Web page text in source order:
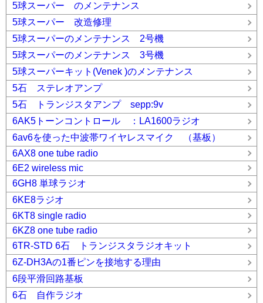
5球スーパー のメンテナンス
5球スーパー 改造修理
5球スーパーのメンテナンス 2号機
5球スーパーのメンテナンス 3号機
5球スーパーキット(Venek )のメンテナンス
5石 ステレオアンプ
5石 トランジスタアンプ sepp:9v
6AK5トーンコントロール ：LA1600ラジオ
6av6を使った中波帯ワイヤレスマイク （基板）
6AX8 one tube radio
6E2 wireless mic
6GH8 単球ラジオ
6KE8ラジオ
6KT8 single radio
6KZ8 one tube radio
6TR-STD 6石 トランジスタラジオキット
6Z-DH3Aの1番ピンを接地する理由
6段平滑回路基板
6石 自作ラジオ